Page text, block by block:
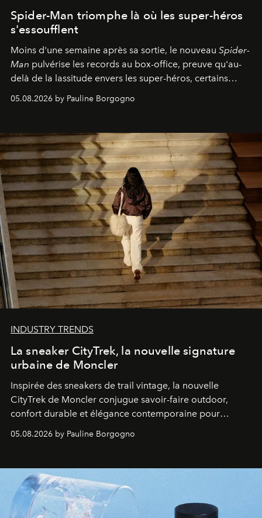
Spider-Man triomphe là où les super-héros
s'essoufflent
Moins d'une semaine après sa sortie, le nouveau Spider-
Man pulvérise les records au box-office, preuve qu'au-
delà de la lassitude envers les super-héros, certains
personnages continuent de susciter une ferveur intacte.
05.08.2026 by Pauline Borgogno
INDUSTRY TRENDS
La sneaker CityTrek, la nouvelle signature
urbaine de Moncler
Inspirée des sneakers de trail vintage, la nouvelle
CityTrek de Moncler conjugue savoir-faire outdoor,
confort durable et élégance contemporaine pour
accompagner les explorations du quotidien.
05.08.2026 by Pauline Borgogno